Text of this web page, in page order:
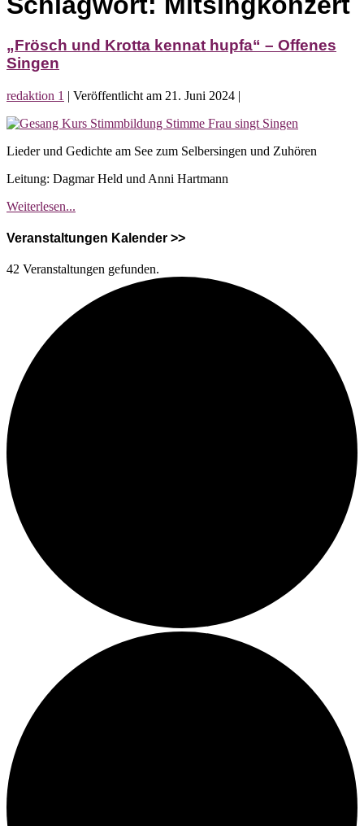
„Frösch und Krotta kennat hupfa“ – Offenes
Singen
redaktion 1 | Veröffentlicht am 21. Juni 2024 |
„Frösch
Krotta
hupfa“
Offenes
Lieder und Gedichte am See zum Selbersingen und Zuhören
Leitung: Dagmar Held und Anni Hartmann
Weiterlesen...
Krotta
kennat
hupfa“
Offenes
Singen
Veranstaltungen Kalender >>
42 Veranstaltungen gefunden.